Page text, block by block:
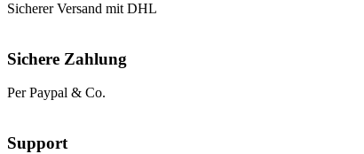
Sicherer Versand mit DHL
Sichere Zahlung
Per Paypal & Co.
Support